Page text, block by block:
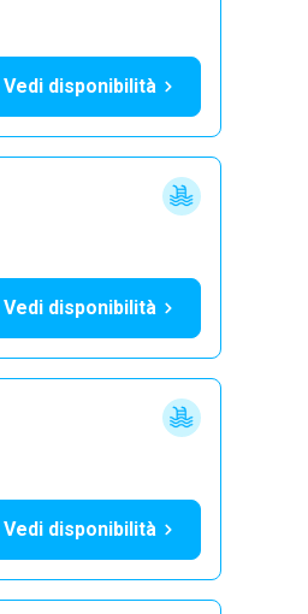
Vedi disponibilità
Vedi disponibilità
Vedi disponibilità